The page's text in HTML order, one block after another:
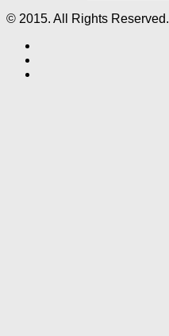
© 2015. All Rights Reserved.